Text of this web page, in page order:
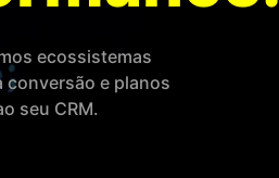
ecossistemas
conversão e planos
seu CRM.